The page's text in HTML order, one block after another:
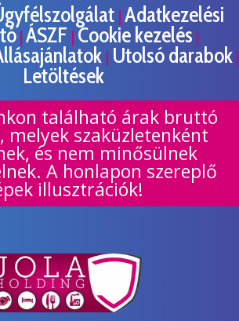
| Adatkezelési
| ÁSZF | Cookie kezelés |
| Utolsó darabok|
Letöltések
található árak bruttó
melyek szaküzletenként
és nem minősülnek
A honlapon szereplő
illusztrációk!